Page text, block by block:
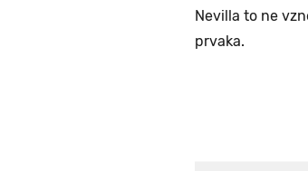
Nevilla to ne
prvaka.